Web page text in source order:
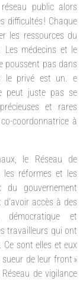
public alors
difficultés ! Chaque
les ressources du
Les médecins et le
poussent pas dans
le privé est un. e
peut juste pas se
et rares
coordonnatrice à
le Réseau de
les réformes et les
gouvernement
accès à des
démocratique et
travailleurs qui ont
sont elles et eux
de leur front »
de vigilance